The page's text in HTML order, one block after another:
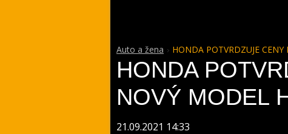
Auto a žena HONDA POTVRDZUJE
HONDA
NOVÝ MODEL
21.09.2021 14:33